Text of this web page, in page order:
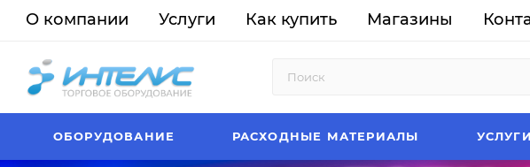
О компании Услуги Как купить Магазины
ОБОРУДОВАНИЕ РАСХОДНЫЕ МАТЕРИАЛЫ